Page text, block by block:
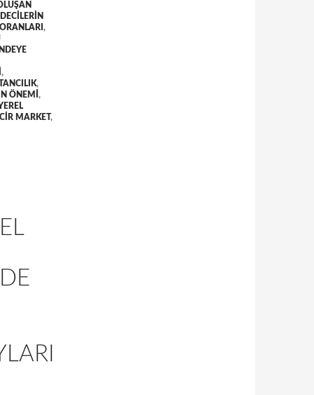
,
,
,
ÖNEMI ,
MARKET,